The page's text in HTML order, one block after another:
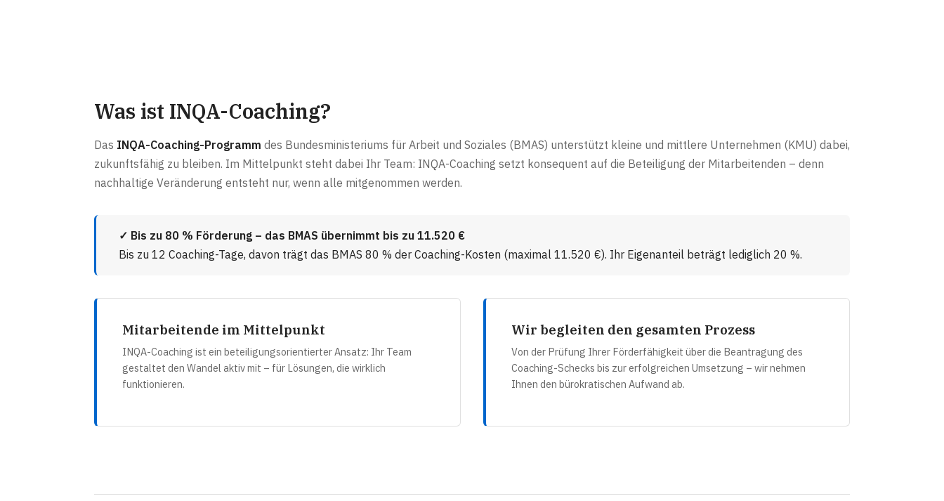
Was ist INQA-Coaching?
Das INQA-Coaching-Programm des Bundesministeriums für Arbeit und Soziales (BMAS) unterstützt kleine und mittlere Unternehmen (KMU) dabei,
zukunftsfähig zu bleiben. Im Mittelpunkt steht dabei Ihr Team: INQA-Coaching setzt konsequent auf die Beteiligung der Mitarbeitenden – denn
nachhaltige Veränderung entsteht nur, wenn alle mitgenommen werden.
✓ Bis zu 80 % Förderung – das BMAS übernimmt bis zu 11.520 €
Bis zu 12 Coaching-Tage, davon trägt das BMAS 80 % der Coaching-Kosten (maximal 11.520 €). Ihr Eigenanteil beträgt lediglich 20 %.
Mitarbeitende im Mittelpunkt
INQA-Coaching ist ein beteiligungsorientierter Ansatz: Ihr Team
gestaltet den Wandel aktiv mit – für Lösungen, die wirklich
funktionieren.
Wir begleiten den gesamten Prozess
Von der Prüfung Ihrer Förderfähigkeit über die Beantragung des
Coaching-Schecks bis zur erfolgreichen Umsetzung – wir nehmen
Ihnen den bürokratischen Aufwand ab.